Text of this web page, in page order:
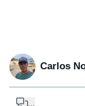
Carlos